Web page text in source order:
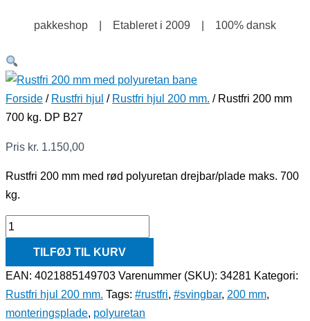
pakkeshop | Etableret i 2009 | 100% dansk
Forside / Rustfri hjul / Rustfri hjul 200 mm. / Rustfri 200 mm
700 kg. DP B27
Pris kr. 1.150,00
Rustfri 200 mm med rød polyuretan drejbar/plade maks. 700
kg.
TILFØJ TIL KURV
EAN: 4021885149703 Varenummer (SKU): 34281 Kategori:
Rustfri hjul 200 mm. Tags: #rustfri, #svingbar, 200 mm,
monteringsplade, polyuretan